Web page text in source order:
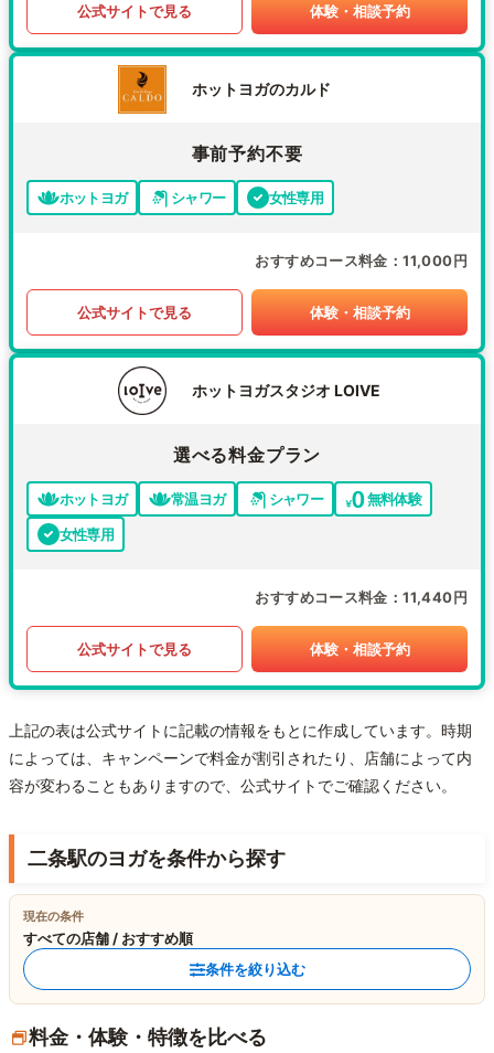
公式サイトで見る 体験・相談予約
ホットヨガのカルド
事前予約不要
ホットヨガ シャワー 女性専用
おすすめコース料金 11,000円
公式サイトで見る 体験・相談予約
ホットヨガスタジオ LOIVE
選べる料金プラン
ホットヨガ 常温ヨガ シャワー
無料体験
女性専用
おすすめコース料金 11,440円
公式サイトで見る 体験・相談予約
上記の表は公式サイトに記載の情報をもとに作成しています。時期
によっては、キャンペーンで料金が割引されたり、店舗によって内
容が変わることもありますので、公式サイトでご確認ください。
二条駅のヨガを条件から探す
現在の条件
すべての店舗 / おすすめ順
条件を絞り込む
料金・体験・特徴を比べる